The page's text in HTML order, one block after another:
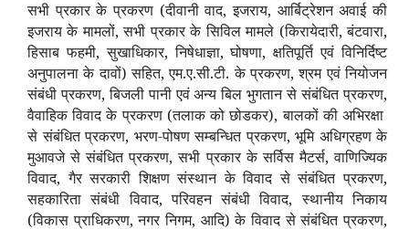
सभी प्रकार के प्रकरण (दीवानी वाद, इजराय, आर्बिट्रेशन अवाई की
इजराय के मामलों, सभी प्रकार के सिविल मामले (किरायेदारी, बंटवारा,
हिसाब फहमी, सुखाधिकार, निषेधाज्ञा, घोषणा, क्षतिपूर्ति एवं विनिर्दिष्ट
अनुपालना के दावों) सहित, एम.ए.सी.टी. के प्रकरण, श्रम एवं नियोजन
संबंधी प्रकरण, बिजली पानी एवं अन्य बिल भुगतान से संबंधित प्रकरण,
वैवाहिक विवाद के प्रकरण (तलाक को छोडकर), बालकों की अभिरक्षा
से संबंधित प्रकरण, भरण-पोषण सम्बन्धित प्रकरण, भूमि अधिग्रहण के
मुआवजे से संबंधित प्रकरण, सभी प्रकार के सर्विस मैटर्स, वाणिज्यिक
विवाद, गैर सरकारी शिक्षण संस्थान के विवाद से संबंधित प्रकरण,
सहकारिता संबंधी विवाद, परिवहन संबंधी विवाद, स्थानीय निकाय
(विकास प्राधिकरण, नगर निगम, आदि) के विवाद से संबंधित प्रकरण,